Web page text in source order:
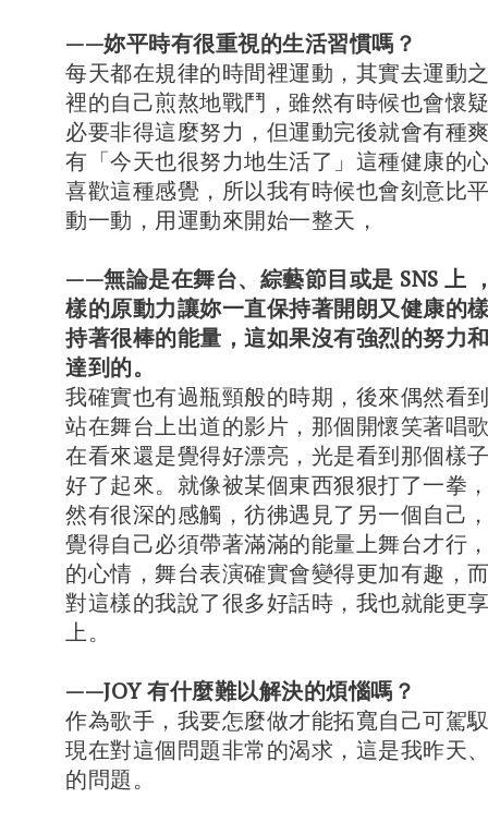
——妳平時有很重視的生活習慣嗎？
每天都在規律的時間裡運動，其實去運動
裡的自己煎熬地戰鬥，雖然有時候也會懷
必要非得這麼努力，但運動完後就會有種
有「今天也很努力地生活了」這種健康的
喜歡這種感覺，所以我有時候也會刻意比
動一動，用運動來開始一整天，
——無論是在舞台、綜藝節目或是 SNS 上
樣的原動力讓妳一直保持著開朗又健康的
持著很棒的能量，這如果沒有強烈的努力
達到的。
我確實也有過瓶頸般的時期，後來偶然看
站在舞台上出道的影片，那個開懷笑著唱
在看來還是覺得好漂亮，光是看到那個樣
好了起來。就像被某個東西狠狠打了一拳
然有很深的感觸，彷彿遇見了另一個自己
覺得自己必須帶著滿滿的能量上舞台才行
的心情，舞台表演確實會變得更加有趣，
對這樣的我說了很多好話時，我也就能更
上。
——JOY 有什麼難以解決的煩惱嗎？
作為歌手，我要怎麼做才能拓寬自己可駕
現在對這個問題非常的渴求，這是我昨天
的問題。